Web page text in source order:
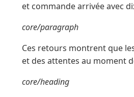
et commande arrivée avec
core/paragraph
Ces retours montrent que
et des attentes au moment
core/heading